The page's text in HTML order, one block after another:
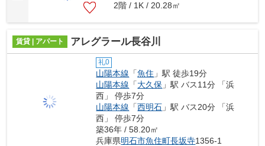
2階 / 1K / 20.28㎡
賃貸 | アパート アレグラール長谷川
礼0
山陽本線 「魚住 」駅 徒歩19分
山陽本線 「大久保 」駅 バス11分 「浜
西」 停歩7分
山陽本線 「西明石 」駅 バス20分 「浜
西」 停歩7分
築36年 / 58.20㎡
兵庫県明石市魚住町長坂寺1356-1